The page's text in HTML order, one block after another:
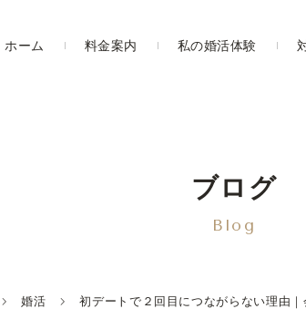
ホーム 料金案内 私の婚活体験
ブログ
Blog
婚活 初デートで２回目につながらない理由